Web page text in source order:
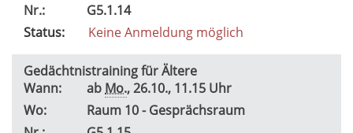
Nr.:
G5.1.14
Status:
Keine Anmeldung möglich
Gedächtnistraining für Ältere
Wann:
ab Mo., 26.10., 11.15 Uhr
Wo:
Raum 10 - Gesprächsraum